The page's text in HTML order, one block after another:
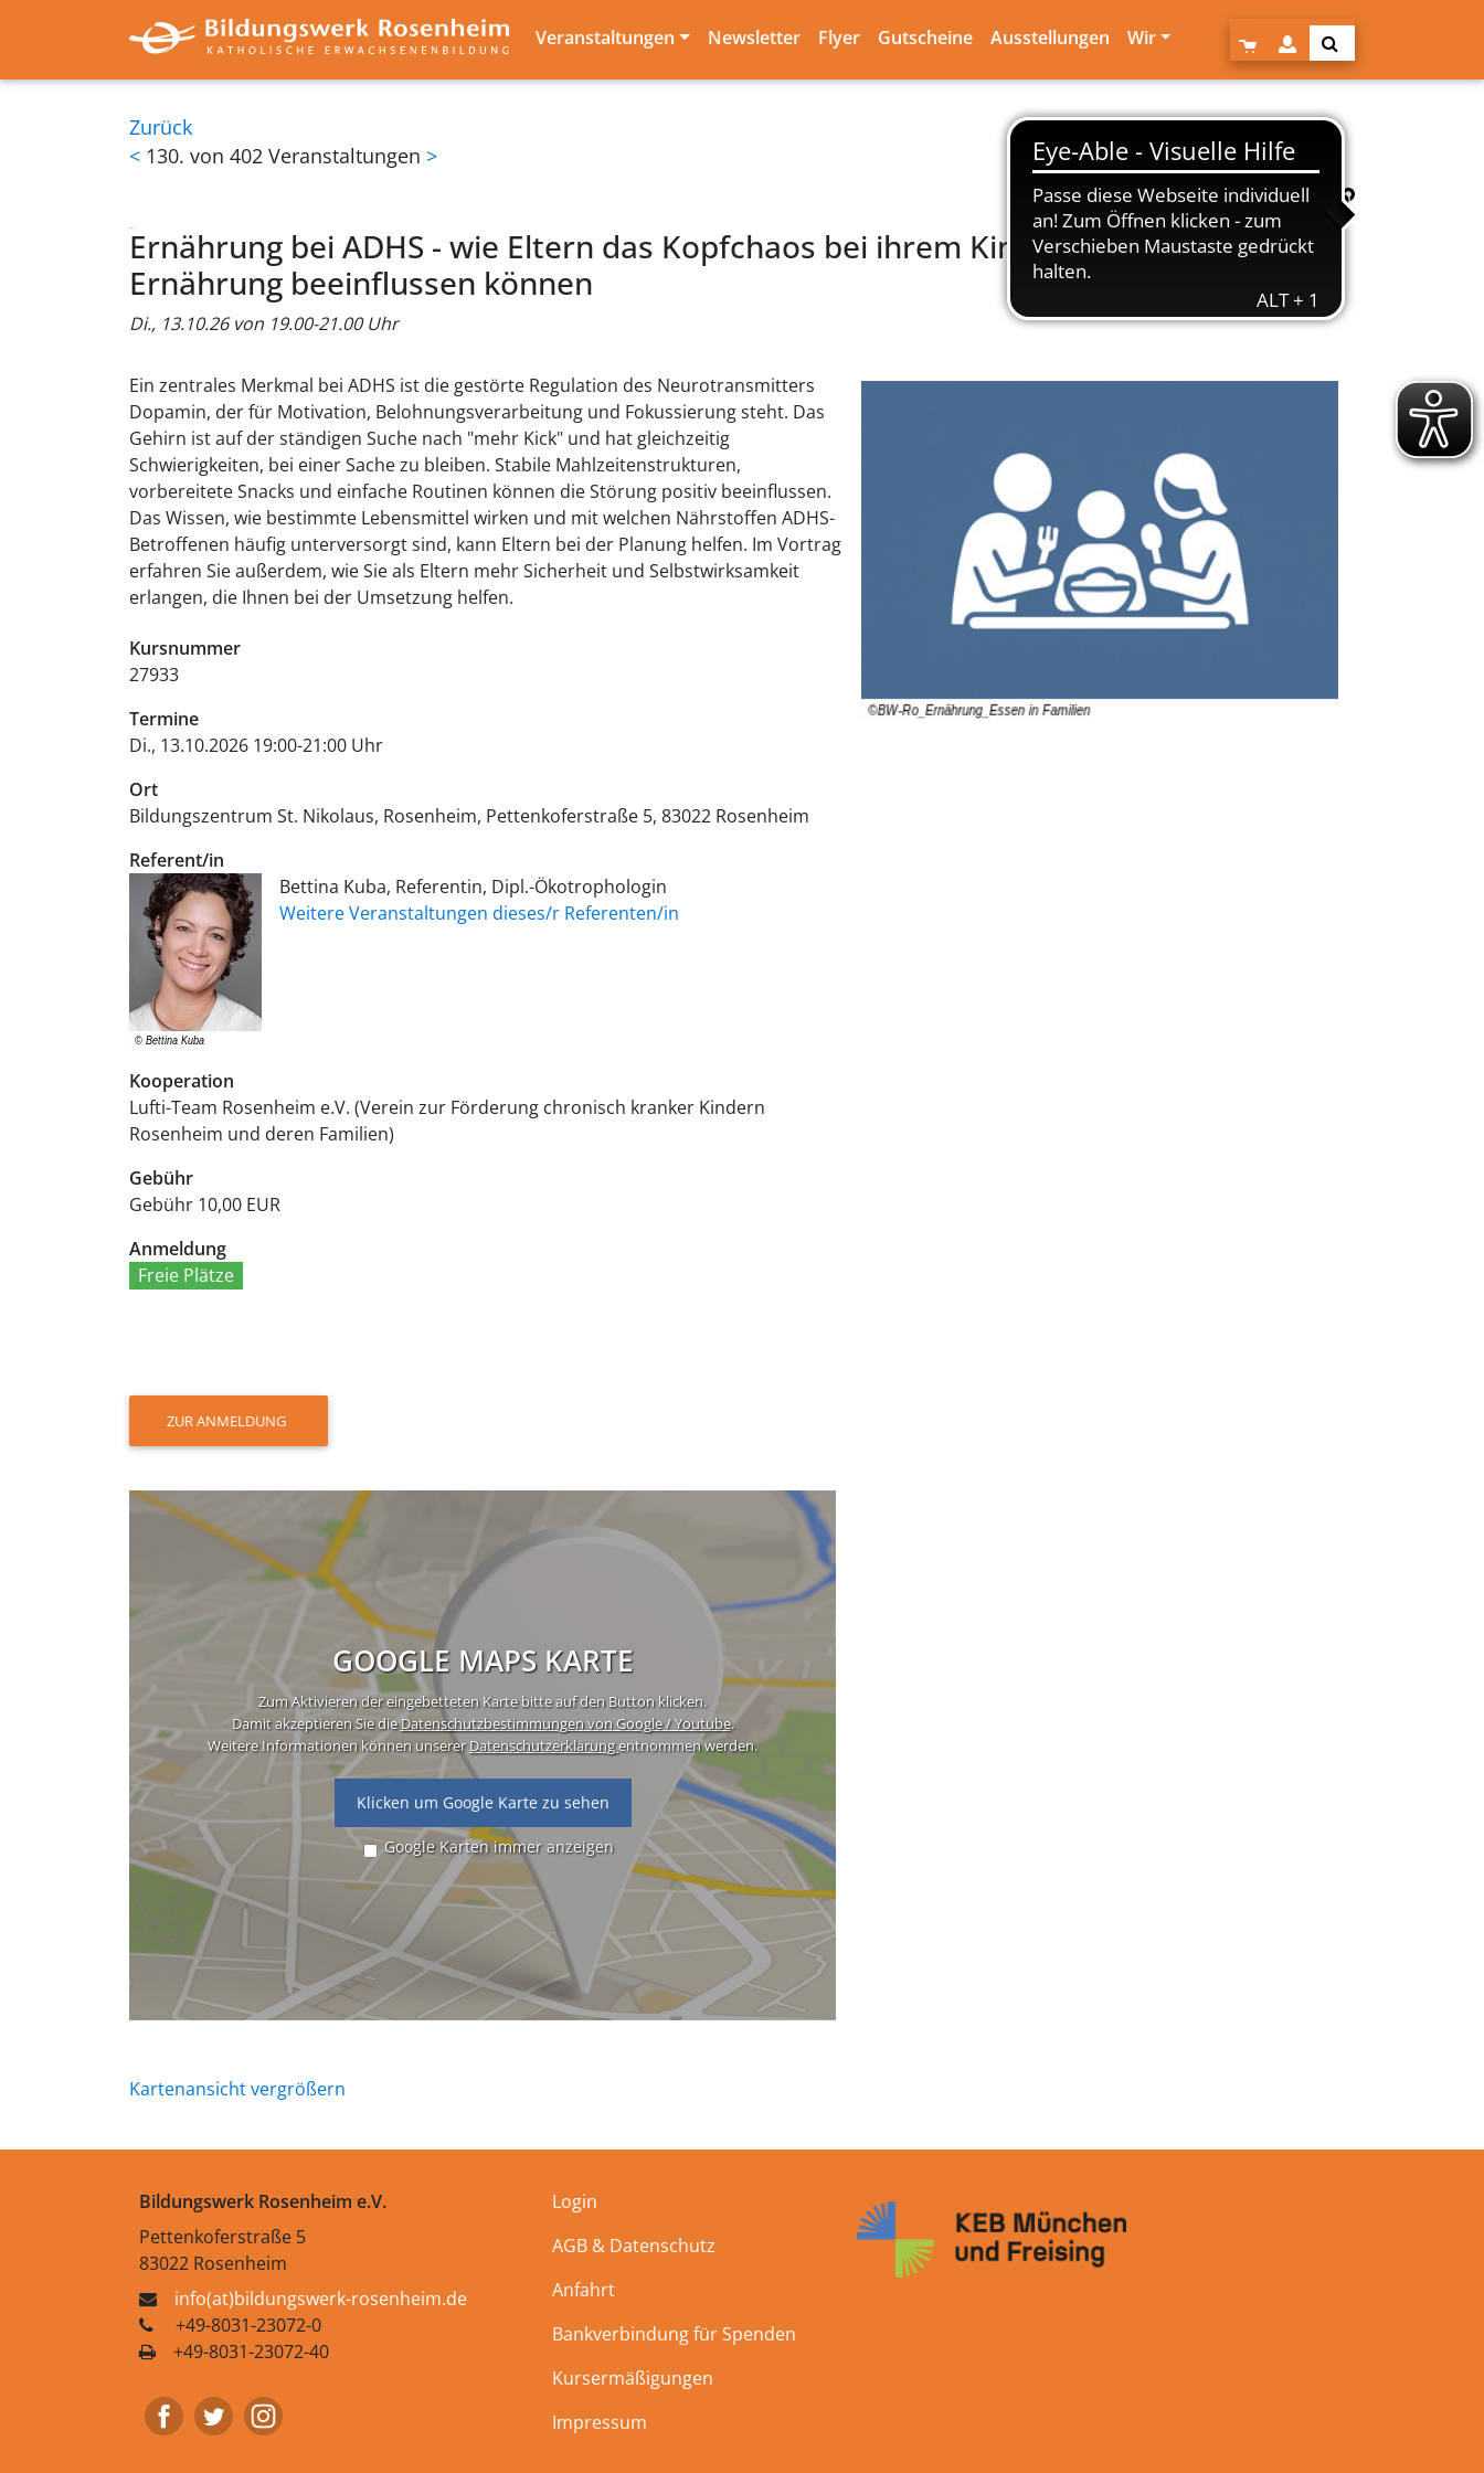
Veranstaltungen Newsletter Flyer Gutscheine Ausstellungen Wir
Zurück
< 130. von 402 Veranstaltungen >
Ernährung bei ADHS - wie Eltern das Kopfchaos bei ihrem Kind mit der richtigen
Ernährung beeinflussen können
Di., 13.10.26 von 19.00-21.00 Uhr
Ein zentrales Merkmal bei ADHS ist die gestörte Regulation des Neurotransmitters
Dopamin, der für Motivation, Belohnungsverarbeitung und Fokussierung steht. Das
Gehirn ist auf der ständigen Suche nach "mehr Kick" und hat gleichzeitig
Schwierigkeiten, bei einer Sache zu bleiben. Stabile Mahlzeitenstrukturen,
vorbereitete Snacks und einfache Routinen können die Störung positiv beeinflussen.
Das Wissen, wie bestimmte Lebensmittel wirken und mit welchen Nährstoffen ADHS-
Betroffenen häufig unterversorgt sind, kann Eltern bei der Planung helfen. Im Vortrag
erfahren Sie außerdem, wie Sie als Eltern mehr Sicherheit und Selbstwirksamkeit
erlangen, die Ihnen bei der Umsetzung helfen.
Kursnummer
27933
Termine
Di., 13.10.2026 19:00-21:00 Uhr
Ort
Bildungszentrum St. Nikolaus, Rosenheim Pettenkoferstraße 5 83022 Rosenheim
Referent/in
Bettina Kuba, Referentin, Dipl.-Ökotrophologin
Weitere Veranstaltungen dieses/r Referenten/in
Kooperation
Lufti-Team Rosenheim e.V. (Verein zur Förderung chronisch kranker Kindern
Rosenheim und deren Familien)
Gebühr
Gebühr 10,00 EUR
Anmeldung
Freie Plätze
ZUR ANMELDUNG
GOOGLE MAPS KARTE
Zum Aktivieren der eingebetteten Karte bitte auf den Button klicken.
Damit akzeptieren Sie dieDatenschutzbestimmungen von Google / Youtube.
Weitere Informationen können unsererDatenschutzerklärungentnommen werden.
Klicken um Google Karte zu sehen
Google Karten immer anzeigen
Kartenansicht vergrößern
Bildungswerk Rosenheim e.V.
Pettenkoferstraße 5
83022 Rosenheim
info(at)bildungswerk-rosenheim.de
+49-8031-23072-0
+49-8031-23072-40
Login
AGB & Datenschutz
Anfahrt
Bankverbindung für Spenden
Kursermäßigungen
Impressum